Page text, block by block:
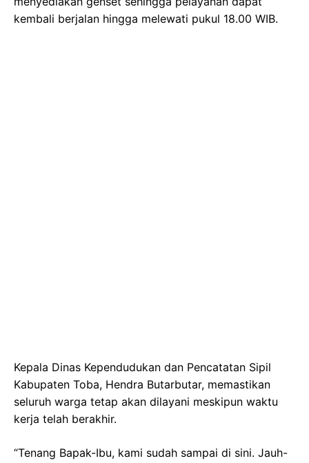
kembali berjalan hingga melewati pukul 18.00 WIB.
Kepala Dinas Kependudukan dan Pencatatan Sipil
Kabupaten Toba, Hendra Butarbutar, memastikan
seluruh warga tetap akan dilayani meskipun waktu
kerja telah berakhir.
“Tenang Bapak-Ibu, kami sudah sampai di sini. Jauh-